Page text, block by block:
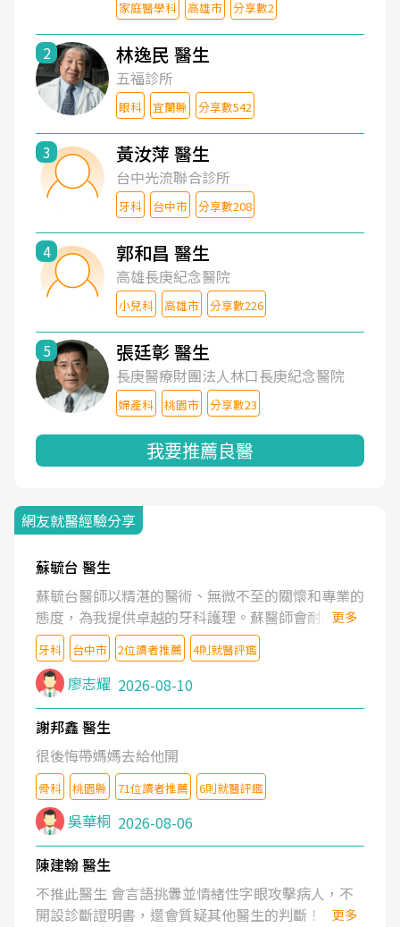
家庭醫學科 高雄市 分享數2
2 林逸民 醫生
五福診所
眼科 宜蘭縣 分享數542
3 黃汝萍 醫生
台中光流聯合診所
牙科 台中市 分享數208
4 郭和昌 醫生
高雄長庚紀念醫院
小兒科 高雄市 分享數226
5 張廷彰 醫生
長庚醫療財團法人林口長庚紀念醫院
婦產科 桃園市 分享數23
我要推薦良醫
網友就醫經驗分享
蘇毓台 醫生
蘇毓台醫師以精湛的醫術、無微不至的關懷和專業的
態度，為我提供卓越的牙科護理。蘇醫師會耐心了解
我的需求，清楚地解釋治療方案，並營造舒適溫馨的
就診體驗。蘇醫師更鼓勵我維護口腔健康。坦誠的說
蘇醫師是業內最頂尖的牙醫。蘇醫師的醫護團隊也是
一流的水準。
更多
牙科 台中市 2位讀者推薦 4則就醫評鑑
廖志耀 2026-08-10
謝邦鑫 醫生
很後悔帶媽媽去給他開
骨科 桃園縣 71位讀者推薦 6則就醫評鑑
吳華桐 2026-08-06
陳建翰 醫生
不推此醫生 會言語挑釁並情緒性字眼攻擊病人，不
開設診斷證明書，還會質疑其他醫生的判斷！
更多